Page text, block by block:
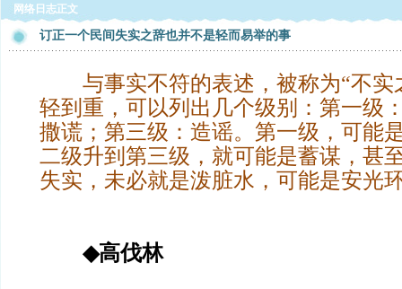
网络日志正文
订正一个民间失实之辞也并不是轻而易举的事
与事实不符的表述，被称为“不实
轻到重，可以列出几个级别：第一级
撒谎；第三级：造谣。第一级，可能
二级升到第三级，就可能是蓄谋，甚
失实，未必就是泼脏水，可能是安光
◆高伐林